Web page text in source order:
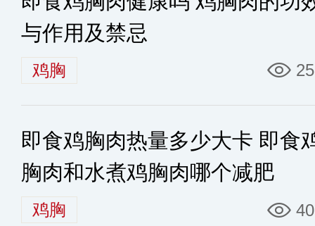
与作用及禁忌
鸡胸
即食鸡胸肉热量多少大卡 即食
胸肉和水煮鸡胸肉哪个减肥
鸡胸